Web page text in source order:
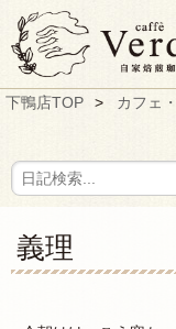
下鴨店TOP カフェ
義理